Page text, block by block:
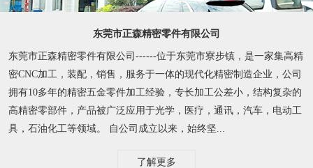
东莞市正森精密零件有限公司
东莞市正森精密零件有限公司------位于东莞市寮步镇，是一家集高精
密CNC加工，装配，销售，服务于一体的现代化精密制造企业，公司
拥有10多年的精密五金零件加工经验，专长加工公差小，结构复杂的
高精密零部件，产品被广泛应用于光学，医疗，通讯，汽车，电动工
具，石油化工等领域。 自公司成立以来，始终坚...
了解更多